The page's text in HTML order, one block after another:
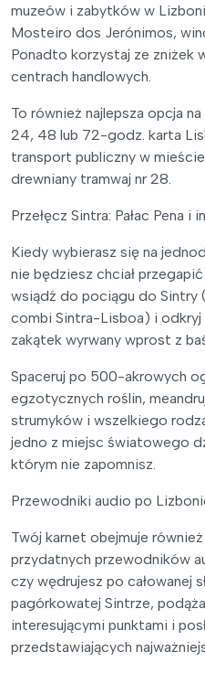
muzeów i zabytków w
Mosteiro dos Jerónimos,
Ponadto korzystaj ze zniżek
centrach handlowych.
To również najlepsza opcja
24, 48 lub 72-godz. karta
transport publiczny w
drewniany tramwaj nr 28.
Przełęcz Sintra: Pałac Pena i
Kiedy wybierasz się na
nie będziesz chciał przegapić
wsiądź do pociągu do Sintry
combi Sintra-Lisboa) i
zakątek wyrwany wprost z
Spaceruj po 500-akrowych
egzotycznych roślin,
strumyków i wszelkiego
jedno z miejsc światowego
którym nie zapomnisz.
Przewodniki audio po
Twój karnet obejmuje
przydatnych przewodników
czy wędrujesz po całowanej
pagórkowatej Sintrze,
interesującymi punktami i
przedstawiających